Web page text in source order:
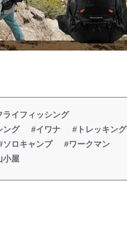
ライフィッシング
ング
#イワナ
#トレッキング
ソロキャンプ
#ワークマン
小屋